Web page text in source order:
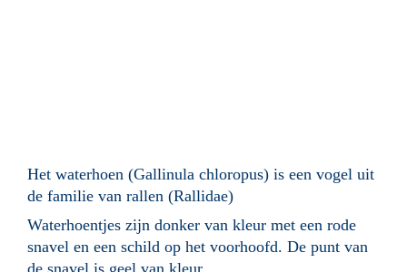
Het waterhoen (Gallinula chloropus) is een vogel uit
de familie van rallen (Rallidae)
Waterhoentjes zijn donker van kleur met een rode
snavel en een schild op het voorhoofd. De punt van
de snavel is geel van kleur.